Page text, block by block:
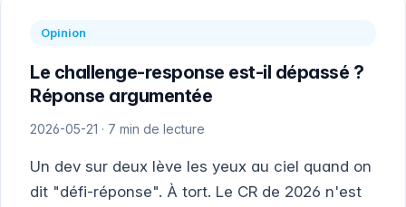
Opinion
Le challenge-response est-il dépassé ?
Réponse argumentée
2026-05-21 · 7 min de lecture
Un dev sur deux lève les yeux au ciel quand on
dit "défi-réponse". À tort. Le CR de 2026 n'est